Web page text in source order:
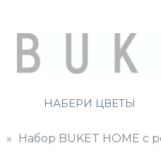
НАБЕРИ ЦВЕТЫ
Набор BUKET HOME c